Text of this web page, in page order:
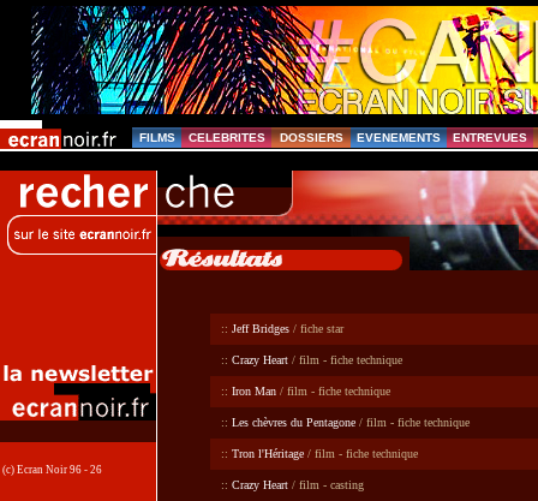
FILMS CELEBRITES DOSSIERS EVENEMENTS ENTREVUES
(c) Ecran Noir 96 - 26
:: Jeff Bridges / fiche star
:: Crazy Heart / film - fiche technique
:: Iron Man / film - fiche technique
:: Les chèvres du Pentagone / film - fiche technique
:: Tron l'Héritage / film - fiche technique
:: Crazy Heart / film - casting